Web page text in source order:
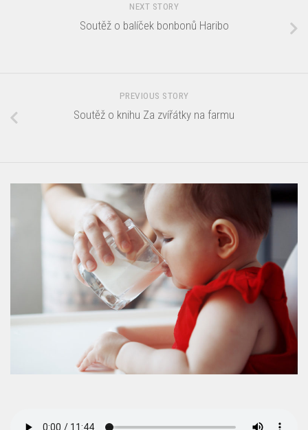
NEXT STORY
Soutěž o balíček bonbonů Haribo
PREVIOUS STORY
Soutěž o knihu Za zvířátky na farmu